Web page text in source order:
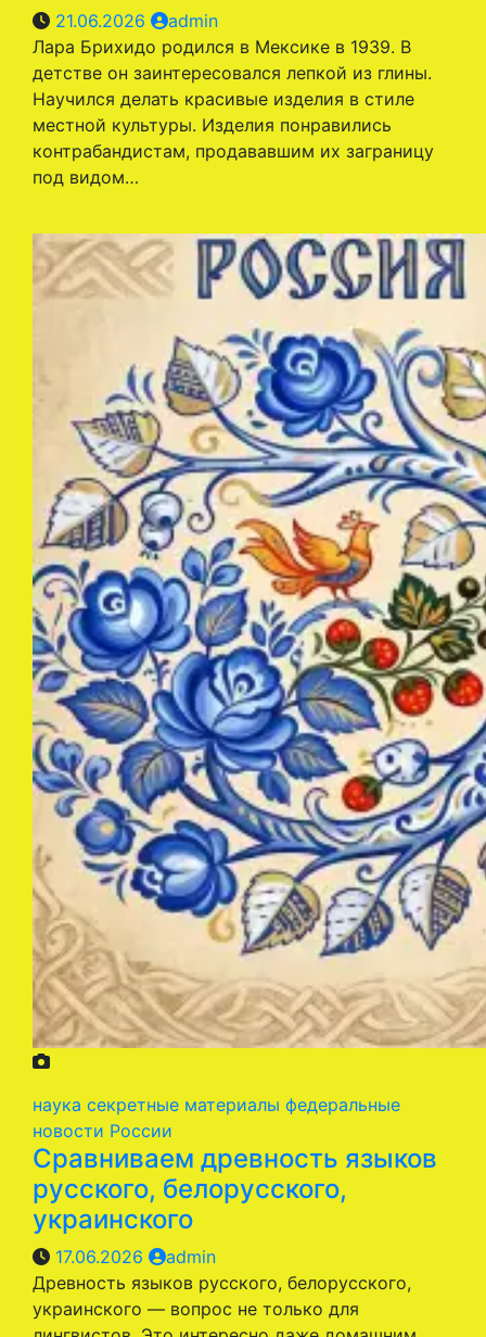
21.06.2026
admin
Лара Брихидо родился в Мексике в 1939. В
детстве он заинтересовался лепкой из глины.
Научился делать красивые изделия в стиле
местной культуры. Изделия понравились
контрабандистам, продававшим их заграницу
под видом…
наука секретные материалы федеральные
новости России
Сравниваем древность языков
русского, белорусского,
украинского
17.06.2026
admin
Древность языков русского, белорусского,
украинского — вопрос не только для